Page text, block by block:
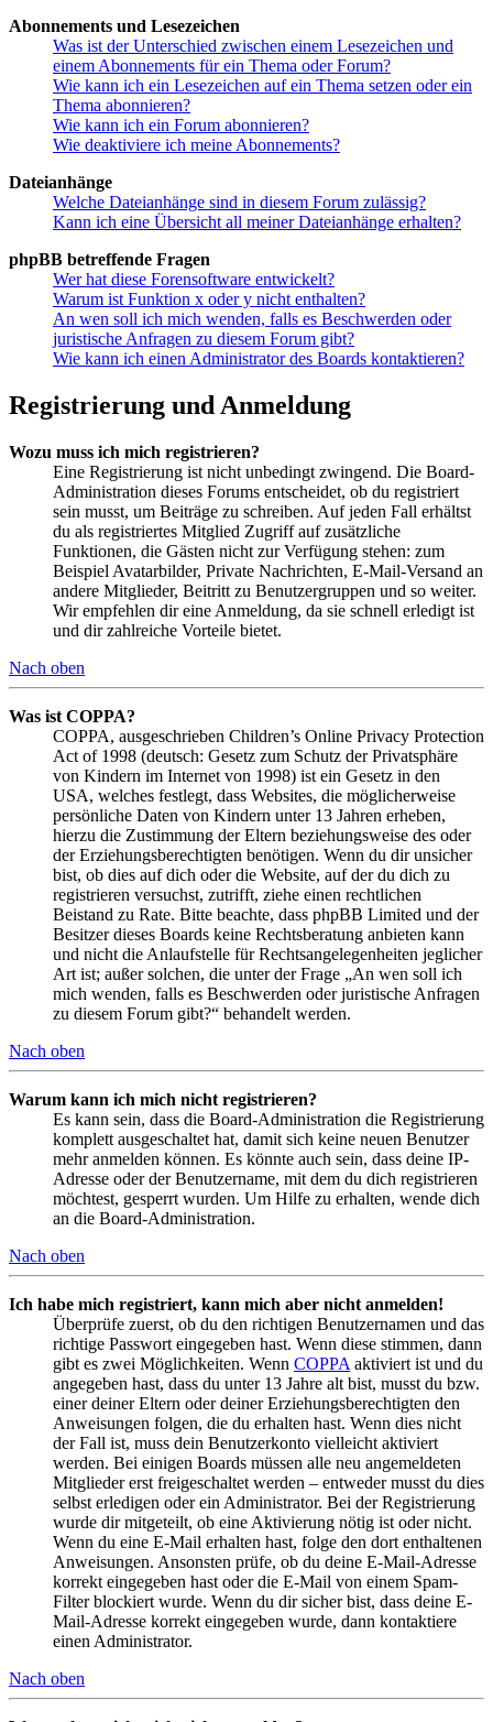
Abonnements und Lesezeichen
Was ist der Unterschied zwischen einem Lesezeichen und
einem Abonnements für ein Thema oder Forum?
Wie kann ich ein Lesezeichen auf ein Thema setzen oder ein
Thema abonnieren?
Wie kann ich ein Forum abonnieren?
Wie deaktiviere ich meine Abonnements?
Dateianhänge
Welche Dateianhänge sind in diesem Forum zulässig?
Kann ich eine Übersicht all meiner Dateianhänge erhalten?
phpBB betreffende Fragen
Wer hat diese Forensoftware entwickelt?
Warum ist Funktion x oder y nicht enthalten?
An wen soll ich mich wenden, falls es Beschwerden oder
juristische Anfragen zu diesem Forum gibt?
Wie kann ich einen Administrator des Boards kontaktieren?
Registrierung und Anmeldung
Wozu muss ich mich registrieren?
Eine Registrierung ist nicht unbedingt zwingend. Die Board-
Administration dieses Forums entscheidet, ob du registriert
sein musst, um Beiträge zu schreiben. Auf jeden Fall erhältst
du als registriertes Mitglied Zugriff auf zusätzliche
Funktionen, die Gästen nicht zur Verfügung stehen: zum
Beispiel Avatarbilder, Private Nachrichten, E-Mail-Versand an
andere Mitglieder, Beitritt zu Benutzergruppen und so weiter.
Wir empfehlen dir eine Anmeldung, da sie schnell erledigt ist
und dir zahlreiche Vorteile bietet.
Nach oben
Was ist COPPA?
COPPA, ausgeschrieben Children’s Online Privacy Protection
Act of 1998 (deutsch: Gesetz zum Schutz der Privatsphäre
von Kindern im Internet von 1998) ist ein Gesetz in den
USA, welches festlegt, dass Websites, die möglicherweise
persönliche Daten von Kindern unter 13 Jahren erheben,
hierzu die Zustimmung der Eltern beziehungsweise des oder
der Erziehungsberechtigten benötigen. Wenn du dir unsicher
bist, ob dies auf dich oder die Website, auf der du dich zu
registrieren versuchst, zutrifft, ziehe einen rechtlichen
Beistand zu Rate. Bitte beachte, dass phpBB Limited und der
Besitzer dieses Boards keine Rechtsberatung anbieten kann
und nicht die Anlaufstelle für Rechtsangelegenheiten jeglicher
Art ist; außer solchen, die unter der Frage „An wen soll ich
mich wenden, falls es Beschwerden oder juristische Anfragen
zu diesem Forum gibt?“ behandelt werden.
Nach oben
Warum kann ich mich nicht registrieren?
Es kann sein, dass die Board-Administration die Registrierung
komplett ausgeschaltet hat, damit sich keine neuen Benutzer
mehr anmelden können. Es könnte auch sein, dass deine IP-
Adresse oder der Benutzername, mit dem du dich registrieren
möchtest, gesperrt wurden. Um Hilfe zu erhalten, wende dich
an die Board-Administration.
Nach oben
Ich habe mich registriert, kann mich aber nicht anmelden!
Überprüfe zuerst, ob du den richtigen Benutzernamen und das
richtige Passwort eingegeben hast. Wenn diese stimmen, dann
gibt es zwei Möglichkeiten. Wenn COPPA aktiviert ist und du
angegeben hast, dass du unter 13 Jahre alt bist, musst du bzw.
einer deiner Eltern oder deiner Erziehungsberechtigten den
Anweisungen folgen, die du erhalten hast. Wenn dies nicht
der Fall ist, muss dein Benutzerkonto vielleicht aktiviert
werden. Bei einigen Boards müssen alle neu angemeldeten
Mitglieder erst freigeschaltet werden – entweder musst du dies
selbst erledigen oder ein Administrator. Bei der Registrierung
wurde dir mitgeteilt, ob eine Aktivierung nötig ist oder nicht.
Wenn du eine E-Mail erhalten hast, folge den dort enthaltenen
Anweisungen. Ansonsten prüfe, ob du deine E-Mail-Adresse
korrekt eingegeben hast oder die E-Mail von einem Spam-
Filter blockiert wurde. Wenn du dir sicher bist, dass deine E-
Mail-Adresse korrekt eingegeben wurde, dann kontaktiere
einen Administrator.
Nach oben